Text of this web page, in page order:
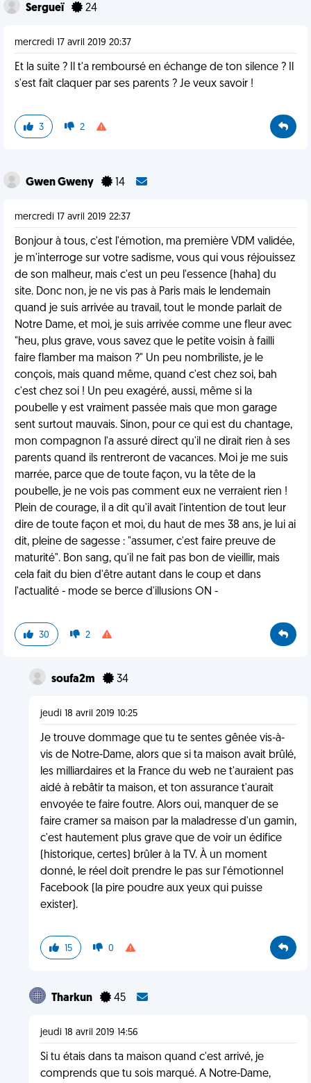
Sergueï 24
mercredi 17 avril 2019 20:37
Et la suite ? Il t'a remboursé en échange de ton silence ? Il
s'est fait claquer par ses parents ? Je veux savoir !
3 2
Gwen Gweny 14
mercredi 17 avril 2019 22:37
Bonjour à tous, c'est l'émotion, ma première VDM validée,
je m'interroge sur votre sadisme, vous qui vous réjouissez
de son malheur, mais c'est un peu l'essence (haha) du
site. Donc non, je ne vis pas à Paris mais le lendemain
quand je suis arrivée au travail, tout le monde parlait de
Notre Dame, et moi, je suis arrivée comme une fleur avec
"heu, plus grave, vous savez que le petite voisin à failli
faire flamber ma maison ?" Un peu nombriliste, je le
conçois, mais quand même, quand c'est chez soi, bah
c'est chez soi ! Un peu exagéré, aussi, même si la
poubelle y est vraiment passée mais que mon garage
sent surtout mauvais. Sinon, pour ce qui est du chantage,
mon compagnon l'a assuré direct qu'il ne dirait rien à ses
parents quand ils rentreront de vacances. Moi je me suis
marrée, parce que de toute façon, vu la tête de la
poubelle, je ne vois pas comment eux ne verraient rien !
Plein de courage, il a dit qu'il avait l'intention de tout leur
dire de toute façon et moi, du haut de mes 38 ans, je lui ai
dit, pleine de sagesse : "assumer, c'est faire preuve de
maturité". Bon sang, qu'il ne fait pas bon de vieillir, mais
cela fait du bien d'être autant dans le coup et dans
l'actualité - mode se berce d'illusions ON -
30 2
soufa2m 34
jeudi 18 avril 2019 10:25
Je trouve dommage que tu te sentes gênée vis-à-
vis de Notre-Dame, alors que si ta maison avait brûlé,
les milliardaires et la France du web ne t'auraient pas
aidé à rebâtir ta maison, et ton assurance t'aurait
envoyée te faire foutre. Alors oui, manquer de se
faire cramer sa maison par la maladresse d'un gamin,
c'est hautement plus grave que de voir un édifice
(historique, certes) brûler à la TV. À un moment
donné, le réel doit prendre le pas sur l'émotionnel
Facebook (la pire poudre aux yeux qui puisse
exister).
15 0
Tharkun 45
jeudi 18 avril 2019 14:56
Si tu étais dans ta maison quand c'est arrivé, je
comprends que tu sois marqué. A Notre-Dame,